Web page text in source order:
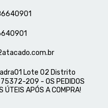
Lote 02 Distrito
209 - OS PEDIDOS
ÚTEIS APÓS A COMPRA!